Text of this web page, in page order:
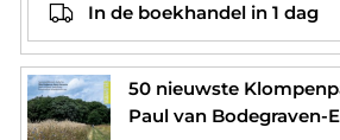
In de boekhandel in 1 dag
50 nieuwste
Paul van Bodegraven-Eric Wijnacker-Ellen Luijks-Jeroen Bosch-Jan van Coeverden-Jelle de Gruijter-Harry Harsema-